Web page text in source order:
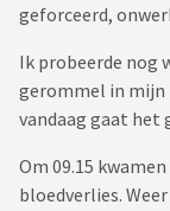
geforceerd,
Ik probeerde nog
gerommel in mijn
vandaag gaat het
Om 09.15
bloedverlies.